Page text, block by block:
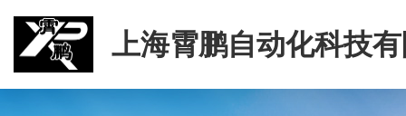
上海霄鹏自动化科技